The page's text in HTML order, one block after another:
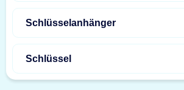
Schlüsselanhänger
Schlüssel